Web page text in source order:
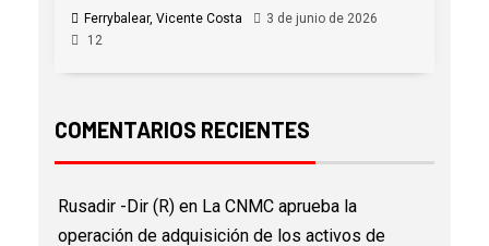
Ferrybalear, Vicente Costa
3 de junio de 2026
12
COMENTARIOS RECIENTES
Rusadir -Dir (R) en La CNMC aprueba la
operación de adquisición de los activos de